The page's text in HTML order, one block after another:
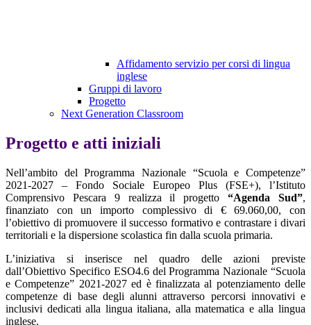
Affidamento servizio per corsi di lingua
inglese
Gruppi di lavoro
Progetto
Next Generation Classroom
Progetto e atti iniziali
Nell’ambito del Programma Nazionale “Scuola e Competenze”
2021-2027 – Fondo Sociale Europeo Plus (FSE+), l’Istituto
Comprensivo Pescara 9 realizza il progetto“Agenda Sud”,
finanziato con un importo complessivo di € 69.060,00, con
l’obiettivo di promuovere il successo formativo e contrastare i divari
territoriali e la dispersione scolastica fin dalla scuola primaria.
L’iniziativa si inserisce nel quadro delle azioni previste
dall’Obiettivo Specifico ESO4.6 del Programma Nazionale “Scuola
e Competenze” 2021-2027 ed è finalizzata al potenziamento delle
competenze di base degli alunni attraverso percorsi innovativi e
inclusivi dedicati alla lingua italiana, alla matematica e alla lingua
inglese.